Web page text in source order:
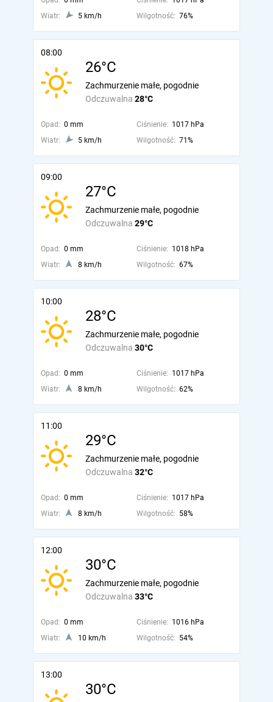
Wiatr:
5 km/h Wilgotność: 76%
08:00
26°C
Odczuwalna 28°C
Zachmurzenie małe, pogodnie
Opad: 0 mm Ciśnienie: 1017 hPa
Wiatr:
5 km/h Wilgotność: 71%
09:00
27°C
Odczuwalna 29°C
Zachmurzenie małe, pogodnie
Opad: 0 mm Ciśnienie: 1018 hPa
Wiatr:
8 km/h Wilgotność: 67%
10:00
28°C
Odczuwalna 30°C
Zachmurzenie małe, pogodnie
Opad: 0 mm Ciśnienie: 1017 hPa
Wiatr:
8 km/h Wilgotność: 62%
11:00
29°C
Odczuwalna 32°C
Zachmurzenie małe, pogodnie
Opad: 0 mm Ciśnienie: 1017 hPa
Wiatr:
8 km/h Wilgotność: 58%
12:00
30°C
Odczuwalna 33°C
Zachmurzenie małe, pogodnie
Opad: 0 mm Ciśnienie: 1016 hPa
Wiatr:
10 km/h Wilgotność: 54%
13:00
30°C